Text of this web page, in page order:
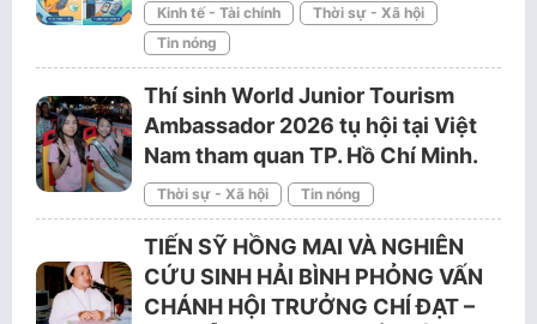
Kinh tế - Tài chính
Thời sự - Xã hội
Tin nóng
Thí sinh World Junior Tourism
Ambassador 2026 tụ hội tại Việt
Nam tham quan TP. Hồ Chí Minh.
Thời sự - Xã hội Tin nóng
TIẾN SỸ HỒNG MAI VÀ NGHIÊN
CỨU SINH HẢI BÌNH PHỎNG VẤN
CHÁNH HỘI TRƯỞNG CHÍ ĐẠT –